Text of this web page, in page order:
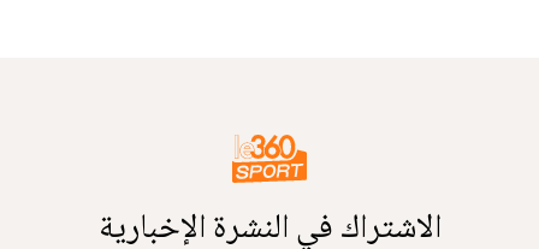
الاشتراك في النشرة الإخبارية